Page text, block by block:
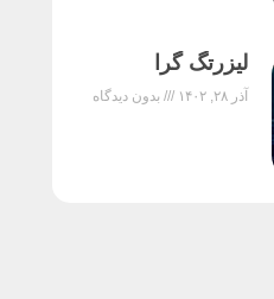
لیزرتگ گرا
آذر ۲۸, ۱۴۰۲ بدون دیدگاه